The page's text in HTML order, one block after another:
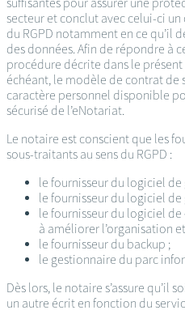
suffisantes pour assurer une
secteur et conclut avec celui-ci
du RGPD notamment en ce qu’il
des données. Afin de répondre à
procédure décrite dans le
échéant, le modèle de contrat de
caractère personnel disponible
sécurisé de l’eNotariat.
Le notaire est conscient que les
sous-traitants au sens du RGPD :
le fournisseur du logiciel de
le fournisseur du logiciel
le fournisseur du logiciel de
à améliorer l’organisation
le fournisseur du backup ;
le gestionnaire du parc
Dès lors, le notaire s’assure qu’il
un autre écrit en fonction du